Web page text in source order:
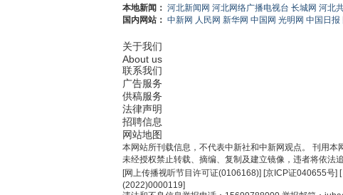
本地新闻： 河北新闻网 河北网络广播电视台 长城网 河北
国内网站： 中新网 人民网 新华网 中国网 光明网 中国日报
关于我们
About us
联系我们
广告服务
供稿服务
法律声明
招聘信息
网站地图
本网站所刊载信息，不代表中新社和中新网观点。 刊用本
未经授权禁止转载、摘编、复制及建立镜像，违者将依法追
[网上传播视听节目许可证(0106168)] [京ICP证040655号] [
(2022)0000119]